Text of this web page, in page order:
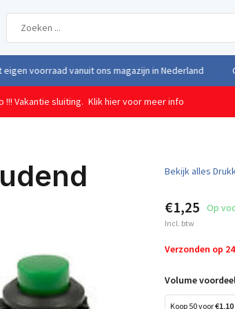
vanuit ons magazijn in Nederland Gratis
!!! Vakantie sluiting. Klik hier voor meer info
Bekijk alles
€1,25 Op
Incl. btw
Verzonden op
Volume
Koop 50 voor€1,10